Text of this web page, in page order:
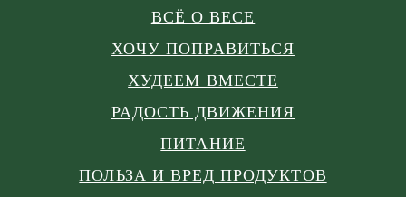
ВСЁ О ВЕСЕ
ХОЧУ ПОПРАВИТЬСЯ
ХУДЕЕМ ВМЕСТЕ
РАДОСТЬ ДВИЖЕНИЯ
ПИТАНИЕ
ПОЛЬЗА И ВРЕД ПРОДУКТОВ